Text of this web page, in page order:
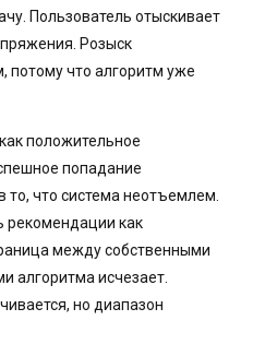
Пользователь отыскивает
Розыск
потому что алгоритм уже
положительное
попадание
что система неотъемлем.
рекомендации как
между собственными
алгоритма исчезает.
но диапазон